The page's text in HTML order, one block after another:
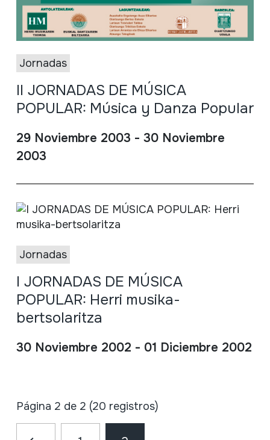
Jornadas
II JORNADAS DE MÚSICA
POPULAR: Música y Danza Popular
29 Noviembre 2003 - 30 Noviembre
2003
Jornadas
I JORNADAS DE MÚSICA
POPULAR: Herri musika-
bertsolaritza
30 Noviembre 2002 - 01 Diciembre 2002
Página 2 de 2 (20 registros)